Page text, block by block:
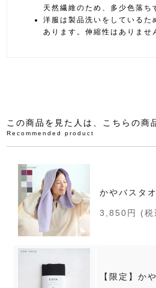
天然繊維のため、多少色落ち
洋服は製品洗いをしているた
あります。伸縮性はありませ
この商品を見た人は、こちらの商
Recommended product
かやバスタ
3,850円 (税
【限定】か